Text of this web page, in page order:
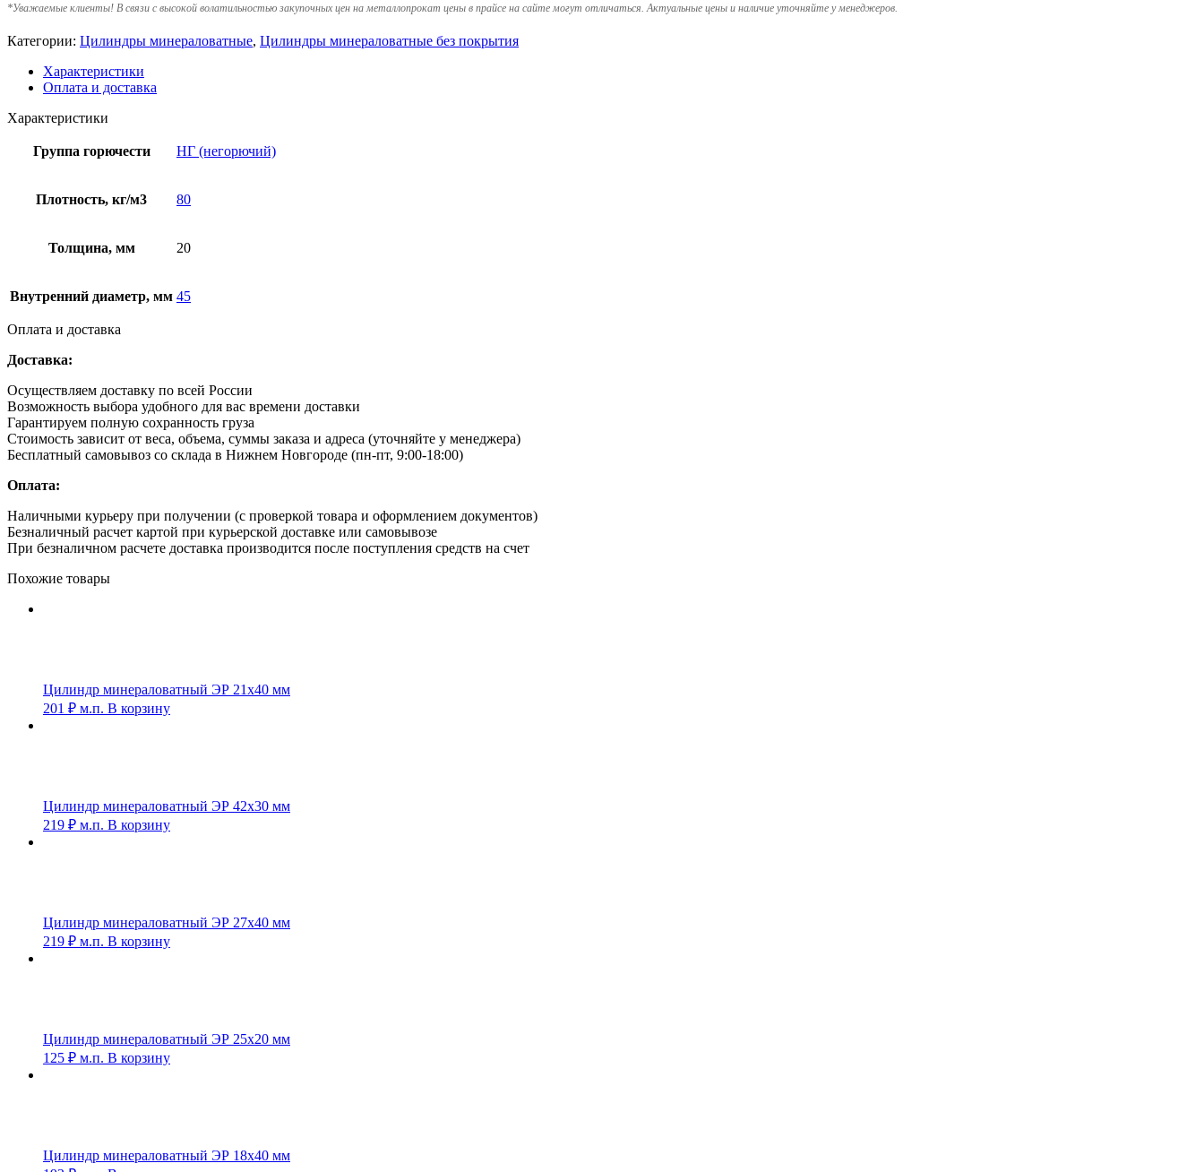
*Уважаемые клиенты! В связи с высокой волатильностью закупочных цен на металлопрокат цены в прайсе на сайте могут отличаться. Актуальные цены и наличие уточняйте у менеджеров.
Категории: Цилиндры минераловатные, Цилиндры минераловатные без покрытия
Характеристики
Оплата и доставка
Характеристики
Группа горючести НГ (негорючий)
Плотность, кг/м3 80
Толщина, мм 20
Внутренний диаметр, мм 45
Оплата и доставка
Доставка:
Осуществляем доставку по всей России
Возможность выбора удобного для вас времени доставки
Гарантируем полную сохранность груза
Стоимость зависит от веса, объема, суммы заказа и адреса (уточняйте у менеджера)
Бесплатный самовывоз со склада в Нижнем Новгороде (пн-пт, 9:00-18:00)
Оплата:
Наличными курьеру при получении (с проверкой товара и оформлением документов)
Безналичный расчет картой при курьерской доставке или самовывозе
При безналичном расчете доставка производится после поступления средств на счет
Похожие товары
Цилиндр минераловатный ЭР 21х40 мм
201 ₽ м.п. В корзину
Цилиндр минераловатный ЭР 42х30 мм
219 ₽ м.п. В корзину
Цилиндр минераловатный ЭР 27х40 мм
219 ₽ м.п. В корзину
Цилиндр минераловатный ЭР 25х20 мм
125 ₽ м.п. В корзину
Цилиндр минераловатный ЭР 18х40 мм